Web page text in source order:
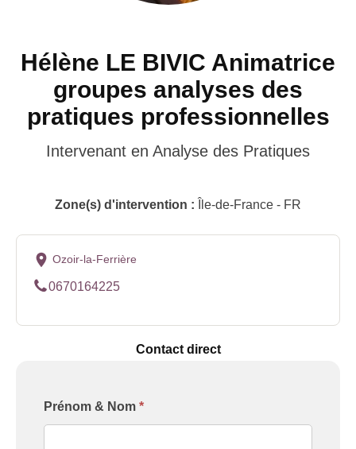
Hélène LE BIVIC Animatrice
groupes analyses des
pratiques professionnelles
Intervenant en Analyse des Pratiques
Zone(s) d'intervention : Île-de-France - FR
Ozoir-la-Ferrière
0670164225
Contact direct
Formulaire
[Contact
Prénom & Nom *